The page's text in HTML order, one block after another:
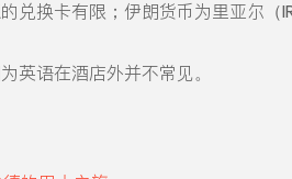
兑换卡有限；伊朗货币为里亚尔（
英语在酒店外并不常见。